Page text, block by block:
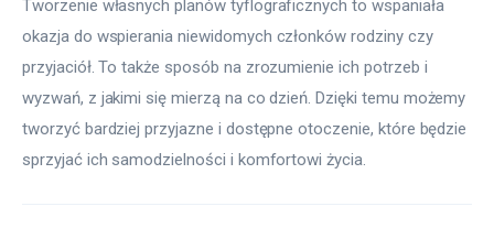
Tworzenie własnych planów tyflograficznych to wspaniała
okazja do wspierania niewidomych członków rodziny czy
przyjaciół. To także sposób na zrozumienie ich potrzeb i
wyzwań, z jakimi się mierzą na co dzień. Dzięki temu możemy
tworzyć bardziej przyjazne i dostępne otoczenie, które będzie
sprzyjać ich samodzielności i komfortowi życia.